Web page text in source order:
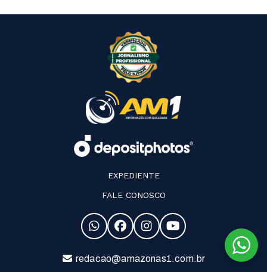
EXPEDIENTE
FALE CONOSCO
redacao@amazonas1.com.br